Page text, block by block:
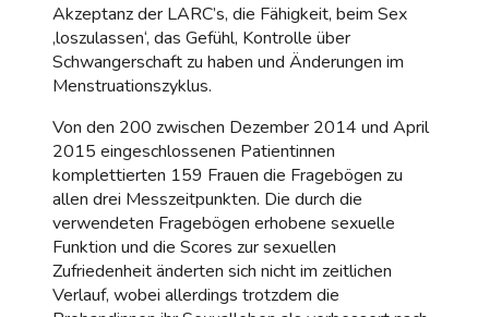
Akzeptanz der LARC’s, die Fähigkeit, beim Sex
‚loszulassen‘, das Gefühl, Kontrolle über
Schwangerschaft zu haben und Änderungen im
Menstruationszyklus.
Von den 200 zwischen Dezember 2014 und April
2015 eingeschlossenen Patientinnen
komplettierten 159 Frauen die Fragebögen zu
allen drei Messzeitpunkten. Die durch die
verwendeten Fragebögen erhobene sexuelle
Funktion und die Scores zur sexuellen
Zufriedenheit änderten sich nicht im zeitlichen
Verlauf, wobei allerdings trotzdem die